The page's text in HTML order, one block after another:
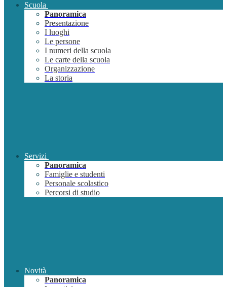
Scuola
Panoramica
Presentazione
I luoghi
Le persone
I numeri della scuola
Le carte della scuola
Organizzazione
La storia
Servizi
Panoramica
Famiglie e studenti
Personale scolastico
Percorsi di studio
Novità
Panoramica